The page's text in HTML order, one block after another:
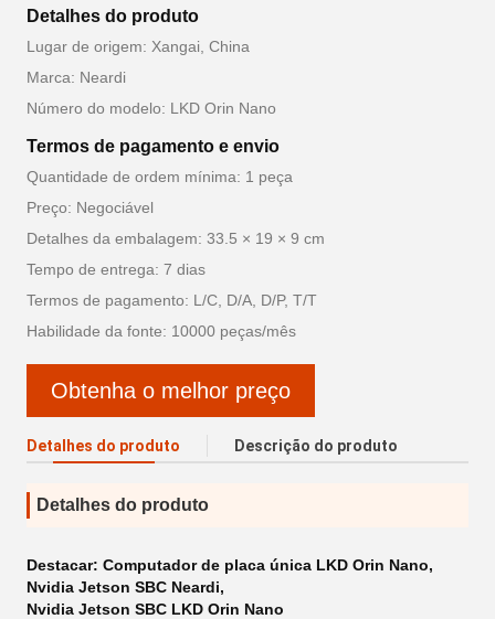
Detalhes do produto
Lugar de origem: Xangai, China
Marca: Neardi
Número do modelo: LKD Orin Nano
Termos de pagamento e envio
Quantidade de ordem mínima: 1 peça
Preço: Negociável
Detalhes da embalagem: 33.5 × 19 × 9 cm
Tempo de entrega: 7 dias
Termos de pagamento: L/C, D/A, D/P, T/T
Habilidade da fonte: 10000 peças/mês
Obtenha o melhor preço
Detalhes do produto Descrição do produto
Detalhes do produto
Destacar: Computador de placa única LKD Orin Nano,
Nvidia Jetson SBC Neardi,
Nvidia Jetson SBC LKD Orin Nano